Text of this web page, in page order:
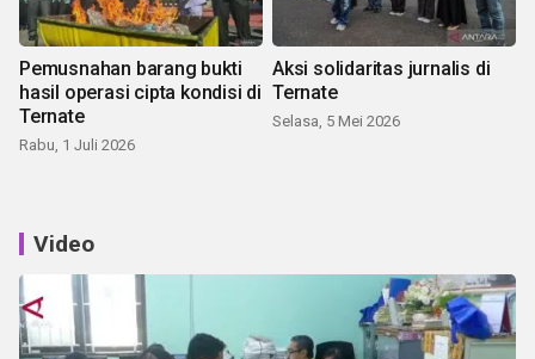
Pemusnahan barang bukti
hasil operasi cipta kondisi di
Ternate
Rabu, 1 Juli 2026
Aksi solidaritas jurnalis di
Ternate
Selasa, 5 Mei 2026
Video